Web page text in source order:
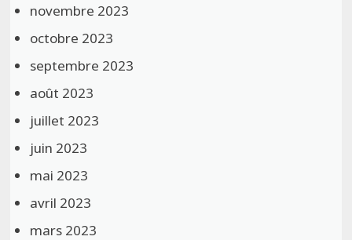
novembre 2023
octobre 2023
septembre 2023
août 2023
juillet 2023
juin 2023
mai 2023
avril 2023
mars 2023